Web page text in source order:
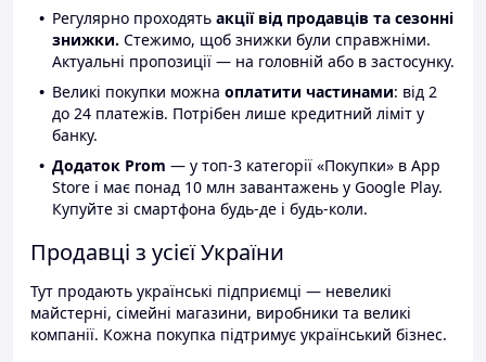
Регулярно проходять акції від продавців та сезонні
знижки. Стежимо, щоб знижки були справжніми.
Актуальні пропозиції — на головній або в застосунку.
Великі покупки можна оплатити частинами: від 2
до 24 платежів. Потрібен лише кредитний ліміт у
банку.
Додаток Prom — у топ-3 категорії «Покупки» в App
Store і має понад 10 млн завантажень у Google Play.
Купуйте зі смартфона будь-де і будь-коли.
Продавці з усієї України
Тут продають українські підприємці — невеликі
майстерні, сімейні магазини, виробники та великі
компанії. Кожна покупка підтримує український бізнес.